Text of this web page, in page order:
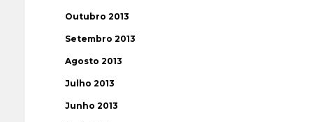
Outubro 2013
Setembro 2013
Agosto 2013
Julho 2013
Junho 2013